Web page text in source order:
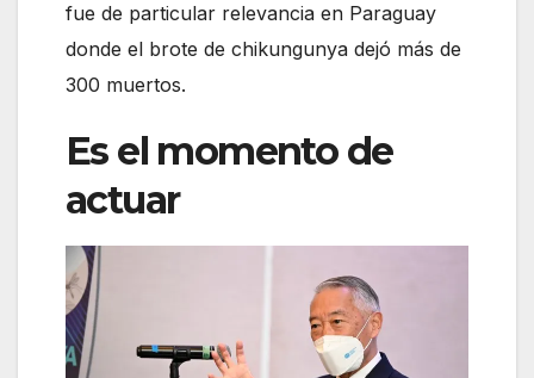
fue de particular relevancia en Paraguay
donde el brote de chikungunya dejó más de
300 muertos.
Es el momento de
actuar